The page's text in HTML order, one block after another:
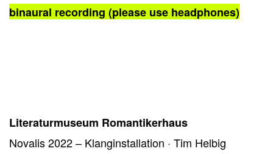
binaural recording (please use headphones)
Literaturmuseum Romantikerhaus
Novalis 2022 – Klanginstallation · Tim Helbig